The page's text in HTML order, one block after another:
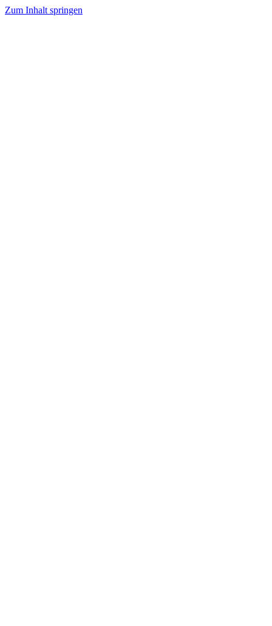
Zum Inhalt springen